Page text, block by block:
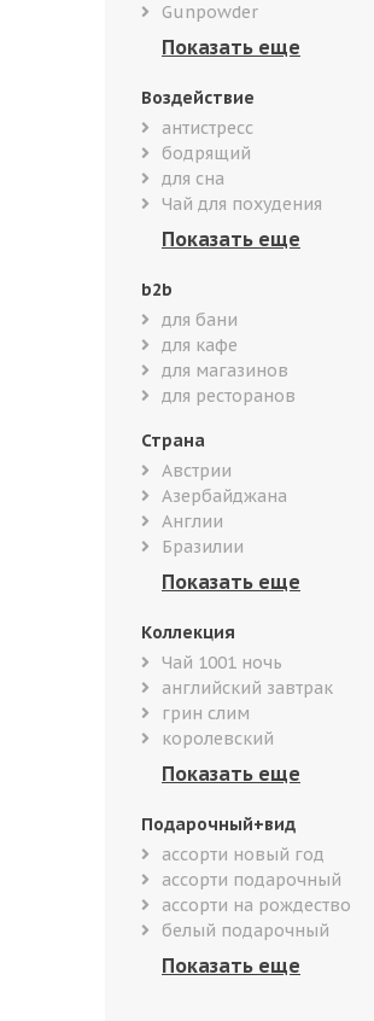
Gunpowder
Воздействие
антистресс
бодрящий
для сна
Чай для похудения
b2b
для бани
для кафе
для магазинов
для ресторанов
Страна
Австрии
Азербайджана
Англии
Бразилии
Коллекция
Чай 1001 ночь
английский завтрак
грин слим
королевский
Подарочный+вид
ассорти новый год
ассорти подарочный
ассорти на рождество
белый подарочный